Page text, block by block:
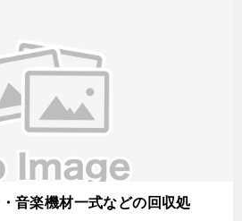
音楽機材一式などの回収処